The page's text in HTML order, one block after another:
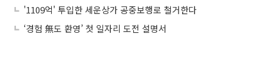
'1109억' 투입한 세운상가 공중보행로 철거한다
‘경험 無도 환영’ 첫 일자리 도전 설명서